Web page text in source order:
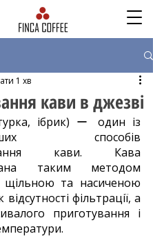
кави в джезві
1 хв
ібрик) ー один із
способів
кави. Кава
таким методом
щільною та насиченою
фільтрації, а
приготування і